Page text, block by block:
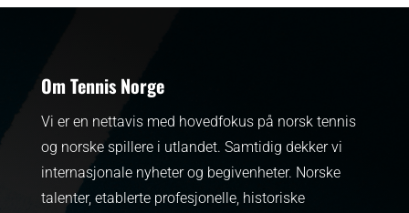
Om Tennis Norge
Vi er en nettavis med hovedfokus på norsk tennis
og norske spillere i utlandet. Samtidig dekker vi
internasjonale nyheter og begivenheter. Norske
talenter, etablerte profesjonelle, historiske